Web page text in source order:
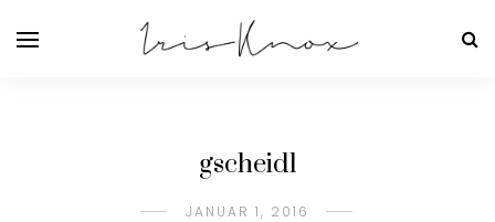
gscheid1
JANUAR 1, 2016